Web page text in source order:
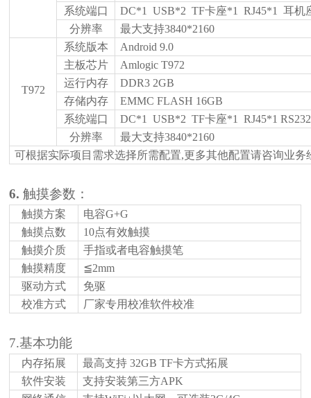
系统端口
DC*1 USB*2 TF卡座*1 RJ45*1 耳机
分辨率
最大支持3840*2160
T972
系统版本 Android9.0
主板芯片
Amlogic T972
运行内存
DDR3 2GB
存储内存
EMMC FLASH 16GB
系统端口
DC*1 USB*2 TF卡座*1 RJ45*1
分辨率
最大支持3840*2160
可根据实际项目需求选择所需配置,更多其他配置请咨询业务
6.触摸参数：
触摸方案 电容G+G
触摸点数
10点有效触摸
触摸介质
手指或者电容触摸笔
触摸精度
≦2mm
驱动方式
免驱
校准方式
厂家专用校准软件校准
7.基本功能
内存拓展 最高支持 32GB TF卡方式拓展
软件安装
支持安装第三方APK